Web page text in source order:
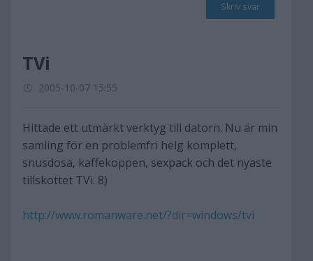
Skriv svar
TVi
2005-10-07 15:55
Hittade ett utmärkt verktyg till datorn. Nu är min
samling för en problemfri helg komplett,
snusdosa, kaffekoppen, sexpack och det nyaste
tillskottet TVi. 8)
http://www.romanware.net/?dir=windows/tvi